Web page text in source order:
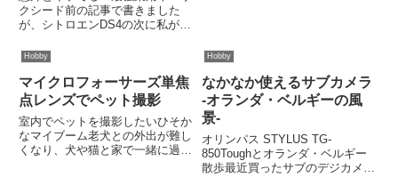
クシード前の記事で書きました
が、シトロエンDS4の次に私が選
す。同型車のプロボックスと並ん
カー。会社の社用車として乗られ
ている方も多いのではないでし
ょ...
Hobby
マイクロフォーサーズ単焦
点レンズでペット撮影
室内でペットを撮影したいひそか
なマイブーム老犬との外出が難し
くなり、犬や猫と家で一緒に過ご
Hobby
なかなか使えるサブカメラ
-オランダ・ベルギーの風
景-
オリンパス STYLUS TG-
850Toughとオランダ・ベルギー
散歩最近買ったサブのデジカメ、